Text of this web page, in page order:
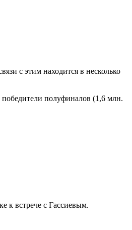
с этим находится в несколько
полуфиналов (1,6 млн.
к встрече с Гассиевым.